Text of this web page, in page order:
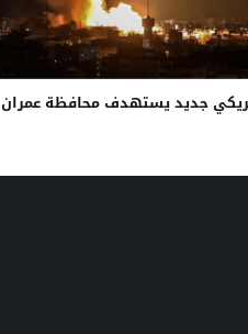
جديد يستهدف محافظة عمران